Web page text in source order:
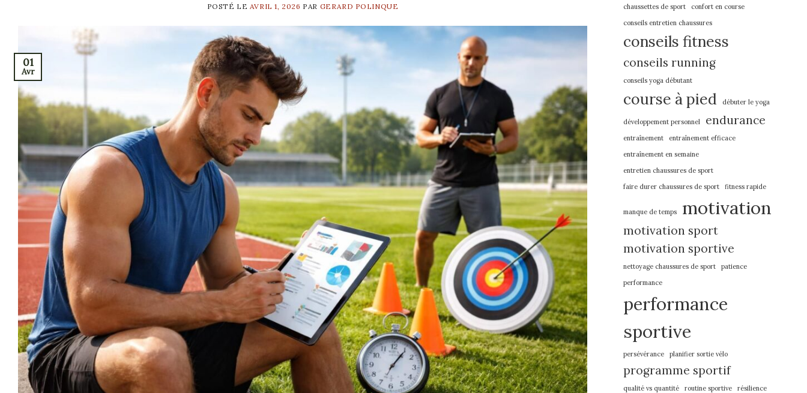
POSTÉ LE AVRIL 1, 2026 PAR GERARD POLINQUE
01
Avr
chaussettes de sport
confort en course
conseils entretien chaussures
conseils fitness
conseils running
conseils yoga débutant
course à pied débuter le yoga
développement personnel endurance
entraînement
entraînement efficace
entraînement en semaine
entretien chaussures de sport
faire durer chaussures de sport
fitness rapide
manque de temps motivation
motivation sport
motivation sportive
nettoyage chaussures de sport
patience
performance
performance
sportive
persévérance planifier sortie vélo
programme sportif
qualité vs quantité routine sportive résilience